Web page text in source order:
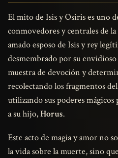
El mito de Isis y Osiris es uno
conmovedores y centrales de
amado esposo de Isis y rey
desmembrado por su
muestra de devoción y
recolectando los fragmentos
utilizando sus poderes
a su hijo,Horus.
Este acto de magia y amor no
la vida sobre la muerte, sino